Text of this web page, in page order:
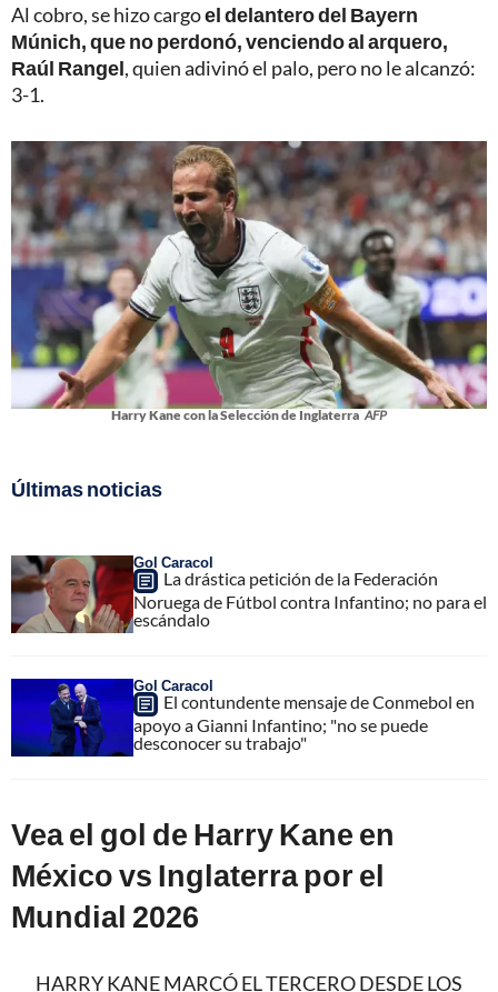
Al cobro, se hizo cargoel delantero del Bayern
Múnich, que no perdonó, venciendo al arquero,
Raúl Rangel, quien adivinó el palo, pero no le alcanzó:
3-1.
Harry Kane con la Selección de Inglaterra AFP
Últimas noticias
Gol Caracol
La drástica petición de la Federación
Noruega de Fútbol contra Infantino; no para el
escándalo
Gol Caracol
El contundente mensaje de Conmebol en
apoyo a Gianni Infantino; "no se puede
desconocer su trabajo"
Vea el gol de Harry Kane en
México vs Inglaterra por el
Mundial 2026
HARRY KANE MARCÓ EL TERCERO DESDE LOS